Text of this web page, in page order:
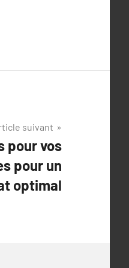
suivant
pour vos
pour un
optimal